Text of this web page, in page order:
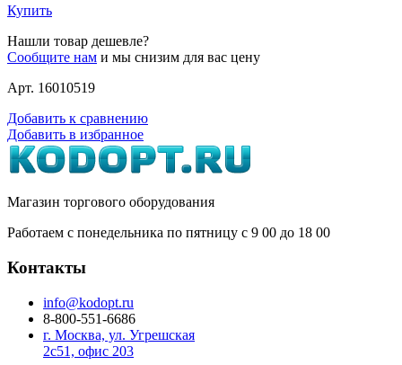
Купить
Нашли товар дешевле?
Сообщите нам и мы снизим для вас цену
Арт. 16010519
Добавить к сравнению
Добавить в избранное
Магазин торгового оборудования
Работаем с понедельника по пятницу с 9 00 до 18 00
Контакты
info@kodopt.ru
8-800-551-6686
г. Москва, ул. Угрешская
2с51, офис 203